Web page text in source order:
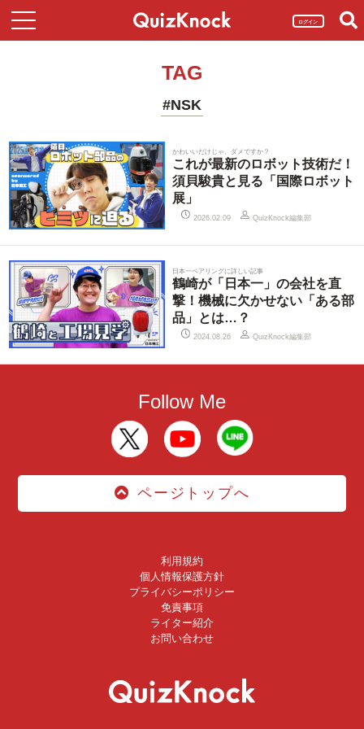
ログイン
TAG
#NSK
かわいいだけじゃ、ダメですか？
これが最新のロボット技術だ！
須貝駿貴と見る「国際ロボット
展」
2026.02.09 QuizKnock編集部
日本一ベアリングに詳しい記事
鶴崎が「日本一」の会社を直
撃！機械に欠かせない「ある部
品」とは…？
2024.08.26 QuizKnock編集部
Follow Me
ページトップへ
利用規約
個人情報保護方針
プライバシーポリシー
免責事項
ライター紹介
お問い合わせ